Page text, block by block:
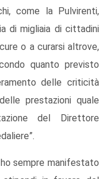
come la Pulvirenti,
di migliaia di cittadini
o a curarsi altrove,
quanto previsto
delle criticità
prestazioni quale
del Direttore
sempre manifestato